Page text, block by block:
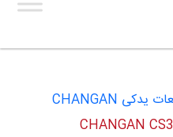
قطعات یدکی CHANGAN